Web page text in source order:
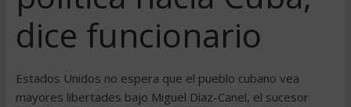
dice funcionario
Estados Unidos no espera que el pueblo cubano vea
mayores libertades bajo Miguel Díaz-Canel, el sucesor